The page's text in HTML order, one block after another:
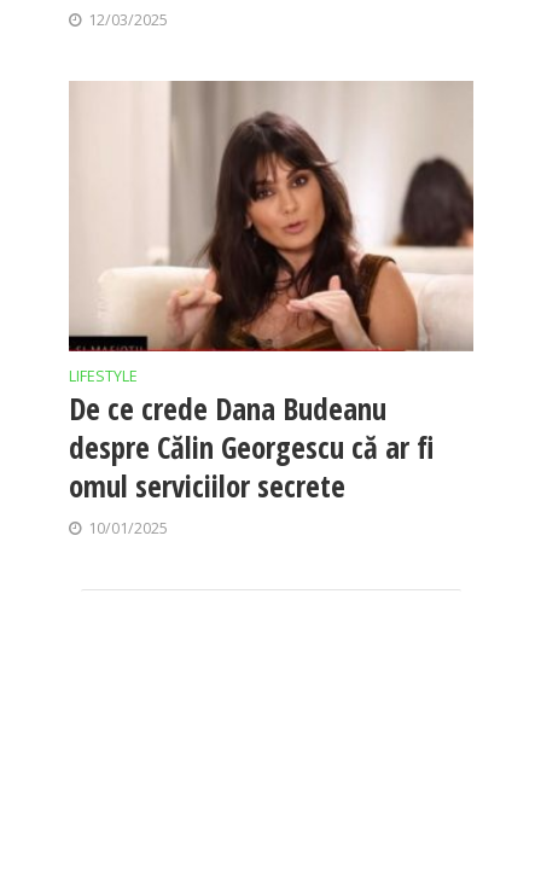
12/03/2025
LIFESTYLE
De ce crede Dana Budeanu
despre Călin Georgescu că ar fi
omul serviciilor secrete
10/01/2025